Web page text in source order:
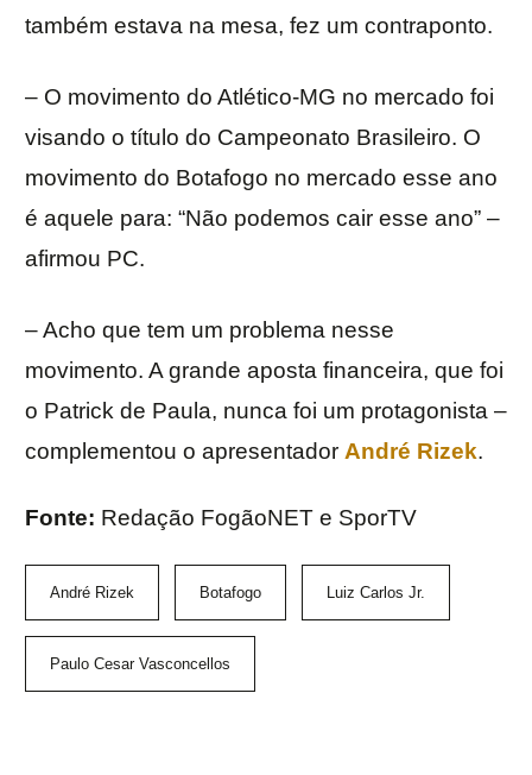
também estava na mesa, fez um contraponto.
– O movimento do Atlético-MG no mercado foi
visando o título do Campeonato Brasileiro. O
movimento do Botafogo no mercado esse ano
é aquele para: “Não podemos cair esse ano” –
afirmou PC.
– Acho que tem um problema nesse
movimento. A grande aposta financeira, que foi
o Patrick de Paula, nunca foi um protagonista –
complementou o apresentador André Rizek.
Fonte: Redação FogãoNET e SporTV
André Rizek Botafogo Luiz Carlos Jr.
Paulo Cesar Vasconcellos